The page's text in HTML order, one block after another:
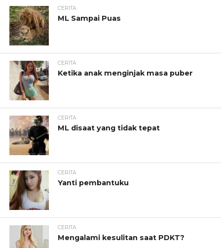
CERITA
ML Sampai Puas
CERITA
Ketika anak menginjak masa puber
CERITA
ML disaat yang tidak tepat
CERITA
Yanti pembantuku
CERITA
Mengalami kesulitan saat PDKT?